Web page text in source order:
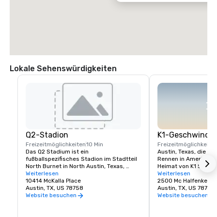
Lokale Sehenswürdigkeiten
Q2-Stadion
Freizeitmöglichkeiten10 Min
Das Q2 Stadium ist ein
fußballspezifisches Stadion im Stadtteil
North Burnet in North Austin, Texas,
Vereinigte Staaten. Es ist die Heimat des
Austin FC, einer Major League Soccer-
Mannschaft, die 2021 mit dem Spielen
begann.
Weiterlesen
10414 McKalla Place
Austin, TX, US 78758
Website besuchen
K1-
Freizeitmöglichkeiten
Austin, Texas, die
Rennen in Amerika,
Heimat von K1
führendem Indoor-
Sie selbst einen
Formel-1-Rennen
erste K1 Speed-
Weiterlesen
2500 Mc Halfenkette,
Austin, TX, US 78758
Website besuchen